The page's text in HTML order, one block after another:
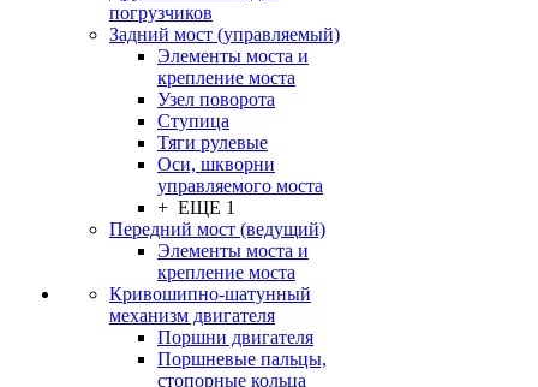
погрузчиков
Задний мост (управляемый)
Элементы моста и
крепление моста
Узел поворота
Ступица
Тяги рулевые
Оси, шкворни
управляемого моста
+ ЕЩЕ 1
Передний мост (ведущий)
Элементы моста и
крепление моста
Кривошипно-шатунный
механизм двигателя
Поршни двигателя
Поршневые пальцы,
стопорные кольца